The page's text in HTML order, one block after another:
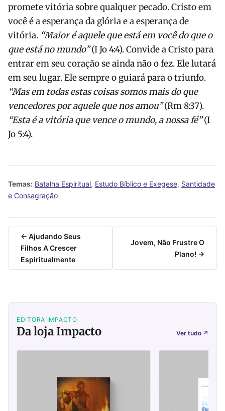
promete vitória sobre qualquer pecado. Cristo em
você é a esperança da glória e a esperança de
vitória. “Maior é aquele que está em você do que o
que está no mundo”(I Jo 4:4). Convide a Cristo para
entrar em seu coração se ainda não o fez. Ele lutará
em seu lugar. Ele sempre o guiará para o triunfo.
“Mas em todas estas coisas somos mais do que
vencedores por aquele que nos amou”(Rm 8:37).
“Esta é a vitória que vence o mundo, a nossa fé”(I
Jo 5:4).
Temas: Batalha Espiritual, Estudo Bíblico e Exegese, Santidade
e Consagração
← Ajudando Seus
Filhos A Crescer
Espiritualmente
Jovem, Não Frustre O
Plano! →
EDITORA IMPACTO
Da loja Impacto Ver tudo ↗